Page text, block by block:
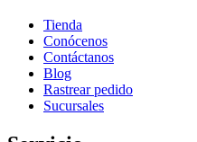
Tienda
Conócenos
Contáctanos
Blog
Rastrear pedido
Sucursales